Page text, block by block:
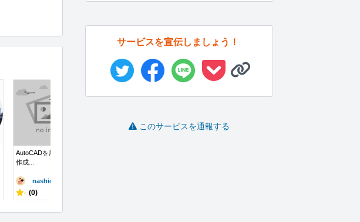
AutoCADを用いた図面
作成...
nashid..
- (0)
サービスを宣伝しましょう！
このサービスを通報する